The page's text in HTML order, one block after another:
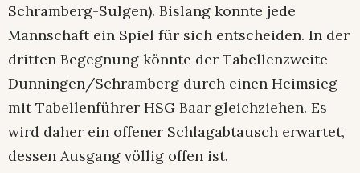
Schramberg-Sulgen). Bislang konnte jede
Mannschaft ein Spiel für sich entscheiden. In der
dritten Begegnung könnte der Tabellenzweite
Dunningen/Schramberg durch einen Heimsieg
mit Tabellenführer HSG Baar gleichziehen. Es
wird daher ein offener Schlagabtausch erwartet,
dessen Ausgang völlig offen ist.